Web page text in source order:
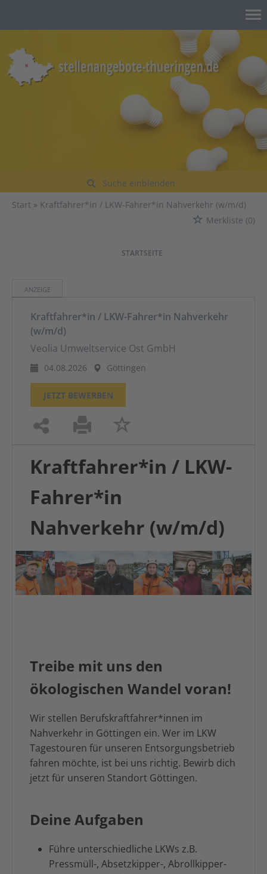
Suche einblenden
Start
Kraftfahrer*in / LKW-Fahrer*in Nahverkehr (w/m/d)
Merkliste (0)
STARTSEITE
ANZEIGE
Kraftfahrer*in / LKW-Fahrer*in Nahverkehr
(w/m/d)
Veolia Umweltservice Ost GmbH
04.08.2026 Göttingen
JETZT BEWERBEN